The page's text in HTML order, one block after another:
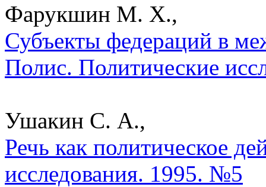
Фарукшин М. Х.,
Субъекты федераций в
Полис. Политические
Ушакин С. А.,
Речь как политическое
исследования. 1995. №5